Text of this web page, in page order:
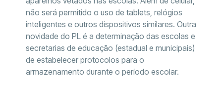
não será permitido o uso de tablets, relógios
inteligentes e outros dispositivos similares. Outra
novidade do PL é a determinação das escolas e
secretarias de educação (estadual e municipais)
de estabelecer protocolos para o
armazenamento durante o período escolar.